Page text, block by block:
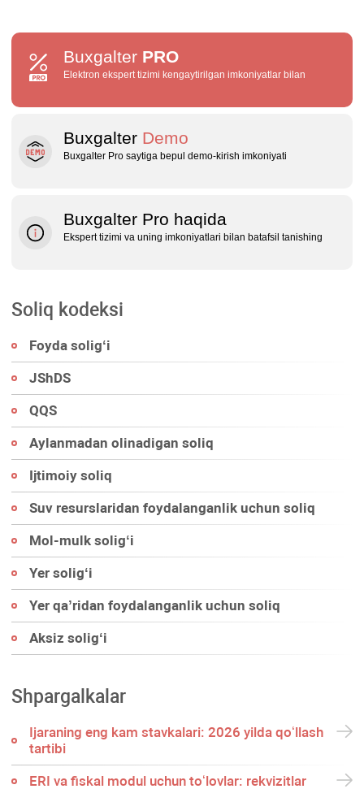
Buxgalter PRO
Elektron ekspert tizimi kengaytirilgan imkoniyatlar bilan
Buxgalter Demo
Buxgalter Pro saytiga bepul demo‑kirish imkoniyati
Buxgalter Pro haqida
Ekspert tizimi va uning imkoniyatlari bilan batafsil tanishing
Soliq kodeksi
Foyda soligʻi
JShDS
QQS
Aylanmadan olinadigan soliq
Ijtimoiy soliq
Suv resurslaridan foydalanganlik uchun soliq
Mol-mulk soligʻi
Yer soligʻi
Yer qa’ridan foydalanganlik uchun soliq
Aksiz soligʻi
Shpargalkalar
Ijaraning eng kam stavkalari: 2026 yilda qoʻllash
tartibi
ERI va fiskal modul uchun toʻlovlar: rekvizitlar